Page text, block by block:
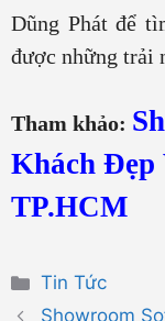
Dũng Phát để
được những trải
Tham khảo:
Khách Đẹp
TP.HCM
Danh
mục
Tin Tức
Showroom